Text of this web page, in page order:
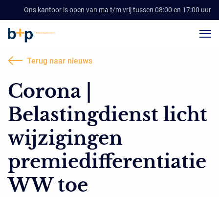
Ons kantoor is open van ma t/m vrij tussen 08:00 en 17:00 uur
Terug naar nieuws
Corona |
Belastingdienst licht
wijzigingen
premiedifferentiatie
WW toe